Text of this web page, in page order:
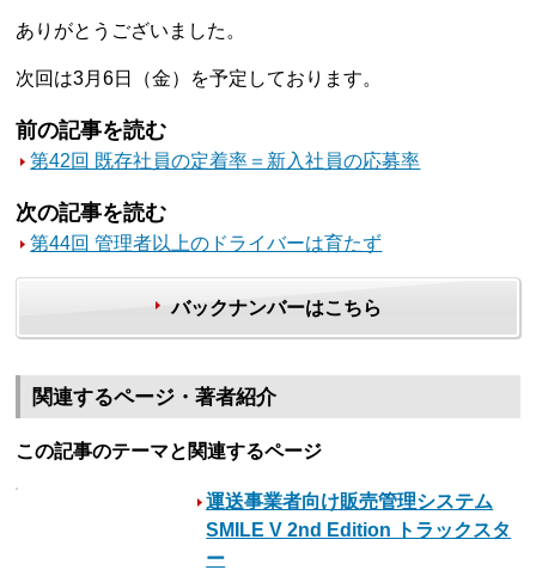
ありがとうございました。
次回は3月6日（金）を予定しております。
前の記事を読む
第42回 既存社員の定着率＝新入社員の応募率
次の記事を読む
第44回 管理者以上のドライバーは育たず
バックナンバーはこちら
関連するページ・著者紹介
この記事のテーマと関連するページ
運送事業者向け販売管理システム
SMILE V 2nd Edition トラックスタ
ー